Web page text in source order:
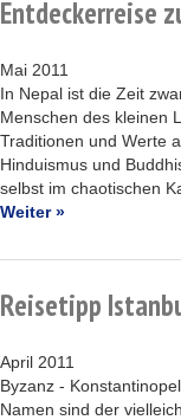
Entdeckerreise
Mai 2011
In Nepal ist die Zeit
Menschen des kleinen
Traditionen und Werte
Hinduismus und
selbst im chaotischen
Weiter »
Reisetipp
April 2011
Byzanz -
Namen sind der